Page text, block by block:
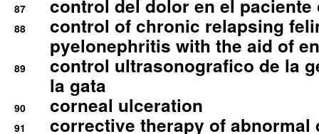
87 control del dolor en el
88
control of chronic relapsing
pyelonephritis with the aid of
89
control ultrasonografico de la
la gata
90 corneal ulceration
91
corrective therapy of abnormal